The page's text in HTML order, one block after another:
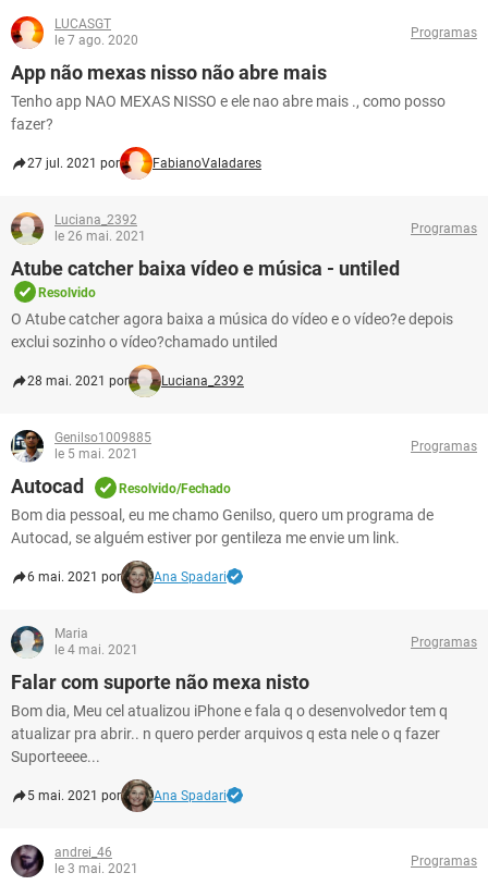
LUCASGT
le 7 ago. 2020
Programas
App não mexas nisso não abre mais
Tenho app NAO MEXAS NISSO e ele nao abre mais ., como posso
fazer?
27 jul. 2021 por FabianoValadares
Luciana_2392
le 26 mai. 2021
Programas
Atube catcher baixa vídeo e música - untiled
Resolvido
O Atube catcher agora baixa a música do vídeo e o vídeo?e depois
exclui sozinho o vídeo?chamado untiled
28 mai. 2021 por Luciana_2392
Genilso1009885
le 5 mai. 2021
Programas
Autocad Resolvido/Fechado
Bom dia pessoal, eu me chamo Genilso, quero um programa de
Autocad, se alguém estiver por gentileza me envie um link.
6 mai. 2021 por Ana Spadari
Maria
le 4 mai. 2021
Programas
Falar com suporte não mexa nisto
Bom dia, Meu cel atualizou iPhone e fala q o desenvolvedor tem q
atualizar pra abrir.. n quero perder arquivos q esta nele o q fazer
Suporteeee...
5 mai. 2021 por Ana Spadari
andrei_46
le 3 mai. 2021
Programas